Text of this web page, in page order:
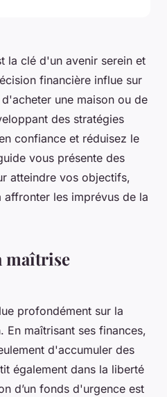
la clé d'un avenir serein et
financière influe sur
une maison ou de
des stratégies
confiance et réduisez le
vous présente des
atteindre vos objectifs,
les imprévus de la
maîtrise
profondément sur la
En maîtrisant ses finances,
d'accumuler des
également dans la liberté
d’un fonds d'urgence est